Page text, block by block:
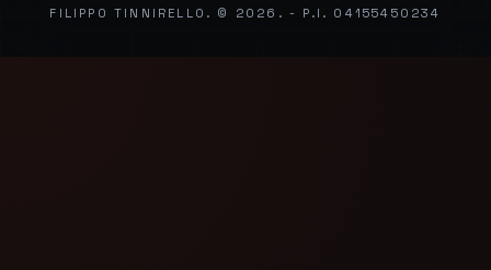
FILIPPO TINNIRELLO. © 2026. - P.I. 04155450234